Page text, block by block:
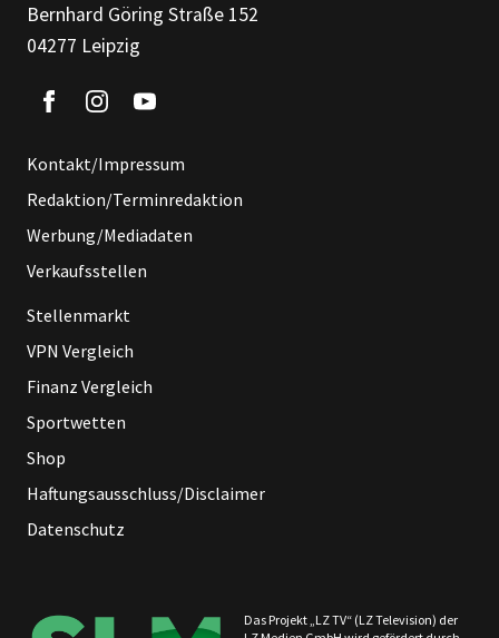
Bernhard Göring Straße 152
04277 Leipzig
Kontakt/Impressum
Redaktion/Terminredaktion
Werbung/Mediadaten
Verkaufsstellen
Stellenmarkt
VPN Vergleich
Finanz Vergleich
Sportwetten
Shop
Haftungsausschluss/Disclaimer
Datenschutz
Das Projekt „LZ TV“ (LZ Television) der